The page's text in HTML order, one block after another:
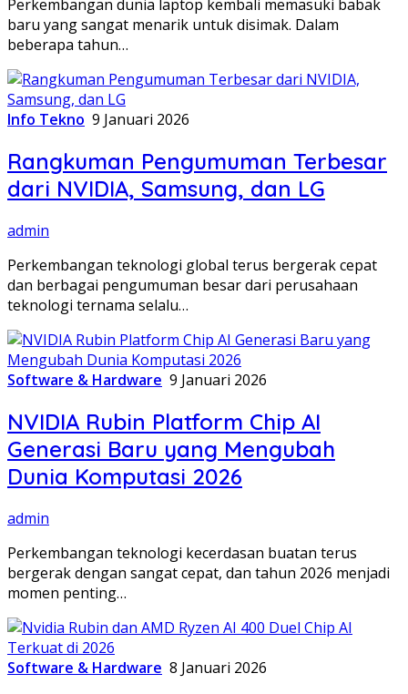
Perkembangan dunia laptop kembali memasuki babak
baru yang sangat menarik untuk disimak. Dalam
beberapa tahun…
Info Tekno 9 Januari 2026
Rangkuman Pengumuman Terbesar
dari NVIDIA, Samsung, dan LG
admin
Perkembangan teknologi global terus bergerak cepat
dan berbagai pengumuman besar dari perusahaan
teknologi ternama selalu…
Software & Hardware 9 Januari 2026
NVIDIA Rubin Platform Chip AI
Generasi Baru yang Mengubah
Dunia Komputasi 2026
admin
Perkembangan teknologi kecerdasan buatan terus
bergerak dengan sangat cepat, dan tahun 2026 menjadi
momen penting…
Software & Hardware 8 Januari 2026